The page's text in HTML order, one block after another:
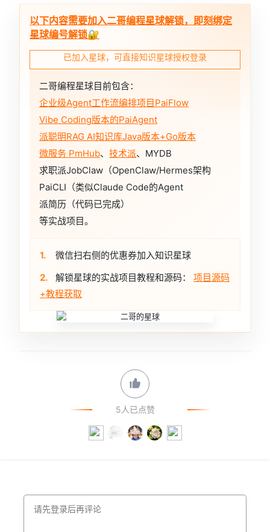
以下内容需要加入二哥编程星球解锁，即刻绑定
星球编号解锁🔐
已加入星球，可直接知识星球授权登录
二哥编程星球目前包含：
企业级Agent工作流编排项目PaiFlow
Vibe Coding版本的PaiAgent
派聪明RAG AI知识库Java版本+Go版本
微服务 PmHub、 技术派、MYDB
求职派JobClaw（OpenClaw/Hermes架构
PaiCLI（类似Claude Code的Agent
派简历（代码已完成）
等实战项目。
1.
微信扫右侧的优惠券加入知识星球
2.
解锁星球的实战项目教程和源码： 项目源码
+教程获取
5人已点赞